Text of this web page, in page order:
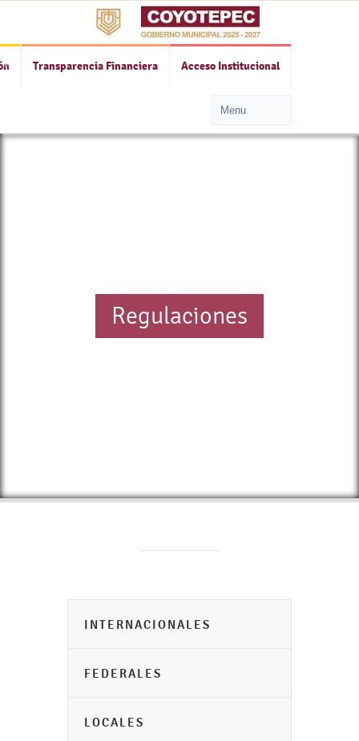
Transparencia Financiera Acceso Institucional
Regulaciones
INTERNACIONALES
FEDERALES
LOCALES